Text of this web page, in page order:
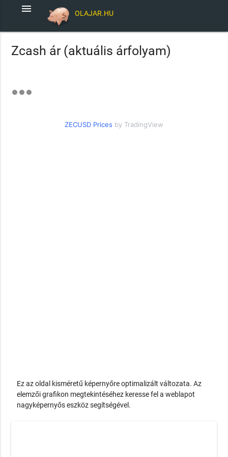
OLAJAR.HU
menu
Zcash ár (aktuális árfolyam)
ZECUSD Prices by TradingView
Ez az oldal kisméretű képernyőre optimalizált változata. Az
elemzői grafikon megtekintéséhez keresse fel a weblapot
nagyképernyős eszköz segítségével.